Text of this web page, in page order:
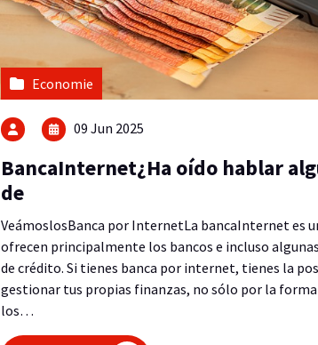
Economie
09 Jun 2025
BancaInternet¿Ha oído hablar
de
VeámoslosBanca por InternetLa bancaInternet es
ofrecen principalmente los bancos e incluso
de crédito. Si tienes banca por internet, tienes la
gestionar tus propias finanzas, no sólo por la forma
los…